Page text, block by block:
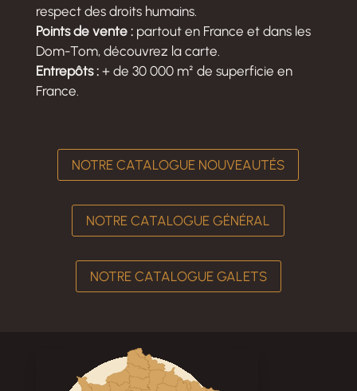
respect des droits humains.
Points de vente :partout en France et dans les
Dom-Tom, découvrez la carte.
Entrepôts :+ de 30 000 m² de superficie en
France.
NOTRE CATALOGUE NOUVEAUTÉS
NOTRE CATALOGUE GÉNÉRAL
NOTRE CATALOGUE GALETS